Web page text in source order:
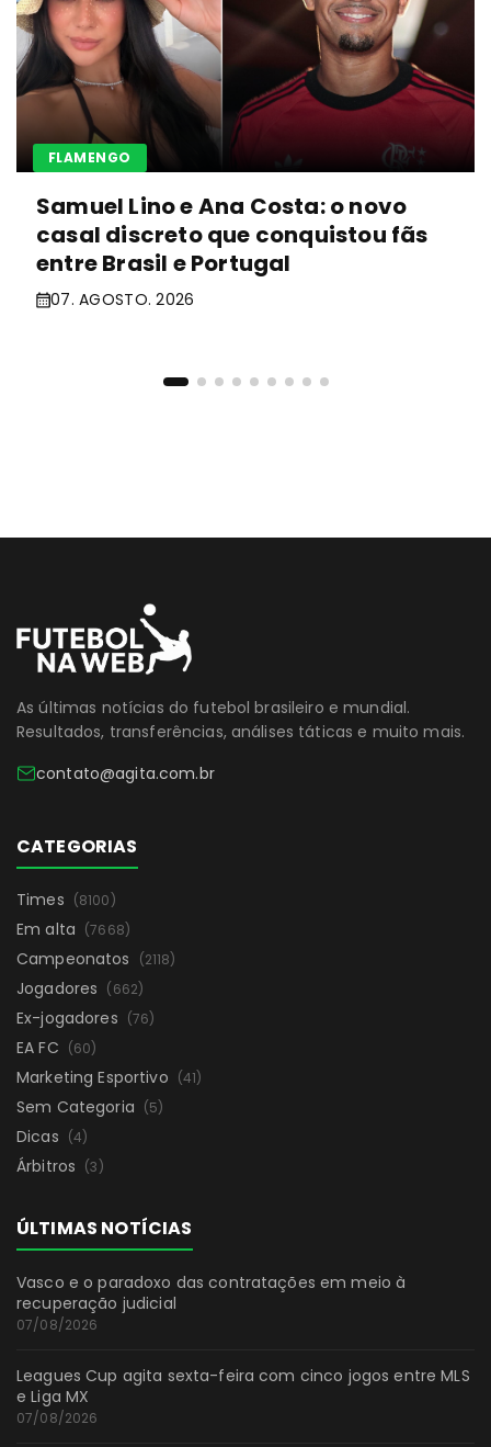
FLAMENGO
Samuel Lino e Ana Costa: o novo
casal discreto que conquistou fãs
entre Brasil e Portugal
07. AGOSTO. 2026
As últimas notícias do futebol brasileiro e mundial.
Resultados, transferências, análises táticas e muito mais.
contato@agita.com.br
CATEGORIAS
Times (8100)
Em alta (7668)
Campeonatos (2118)
Jogadores (662)
Ex-jogadores (76)
EA FC (60)
Marketing Esportivo (41)
Sem Categoria (5)
Dicas (4)
Árbitros (3)
ÚLTIMAS NOTÍCIAS
Vasco e o paradoxo das contratações em meio à
recuperação judicial
07/08/2026
Leagues Cup agita sexta-feira com cinco jogos entre MLS
e Liga MX
07/08/2026